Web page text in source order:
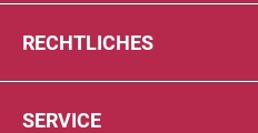
RECHTLICHES
SERVICE